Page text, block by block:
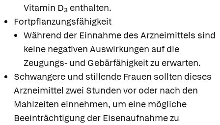
Vitamin D3 enthalten.
Fortpflanzungsfähigkeit
Während der Einnahme des Arzneimittels sind
keine negativen Auswirkungen auf die
Zeugungs- und Gebärfähigkeit zu erwarten.
Schwangere und stillende Frauen sollten dieses
Arzneimittel zwei Stunden vor oder nach den
Mahlzeiten einnehmen, um eine mögliche
Beeinträchtigung der Eisenaufnahme zu